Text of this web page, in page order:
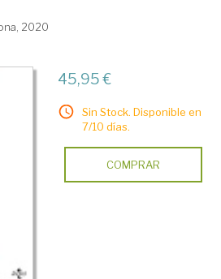
2020
45,95 €
Sin Stock. Disponible en
7/10 días.
COMPRAR